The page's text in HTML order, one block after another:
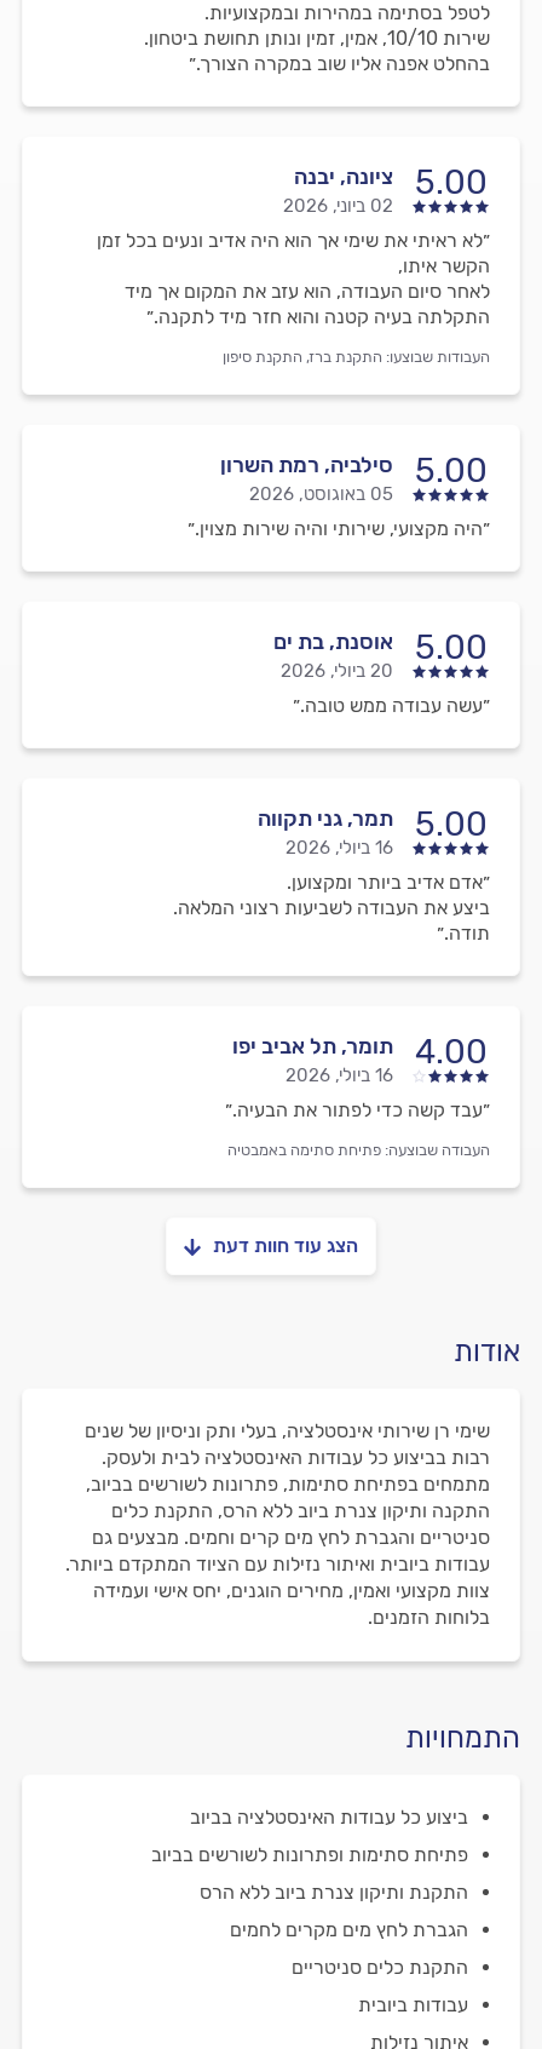
לטפל בסתימה במהירות ובמקצועיות.
שירות 10/10, אמין, זמין ונותן תחושת ביטחון.
בהחלט אפנה אליו שוב במקרה הצורך.״
5.00 ציונה, יבנה
02 ביוני, 2026
״לא ראיתי את שימי אך הוא היה אדיב ונעים בכל זמן
הקשר איתו,
לאחר סיום העבודה, הוא עזב את המקום אך מיד
התקלתה בעיה קטנה והוא חזר מיד לתקנה.״
העבודות שבוצעו: התקנת ברז, התקנת סיפון
5.00 סילביה, רמת השרון
05 באוגוסט, 2026
״היה מקצועי, שירותי והיה שירות מצוין.״
5.00 אוסנת, בת ים
20 ביולי, 2026
״עשה עבודה ממש טובה.״
5.00 תמר, גני תקווה
16 ביולי, 2026
״אדם אדיב ביותר ומקצוען.
ביצע את העבודה לשביעות רצוני המלאה.
תודה.״
4.00 תומר, תל אביב יפו
16 ביולי, 2026
״עבד קשה כדי לפתור את הבעיה.״
העבודה שבוצעה: פתיחת סתימה באמבטיה
הצג עוד חוות דעת
אודות
שימי רן שירותי אינסטלציה, בעלי ותק וניסיון של שנים
רבות בביצוע כל עבודות האינסטלציה לבית ולעסק.
מתמחים בפתיחת סתימות, פתרונות לשורשים בביוב,
התקנה ותיקון צנרת ביוב ללא הרס, התקנת כלים
סניטריים והגברת לחץ מים קרים וחמים. מבצעים גם
עבודות ביובית ואיתור נזילות עם הציוד המתקדם ביותר.
צוות מקצועי ואמין, מחירים הוגנים, יחס אישי ועמידה
בלוחות הזמנים.
התמחויות
ביצוע כל עבודות האינסטלציה בביוב
פתיחת סתימות ופתרונות לשורשים בביוב
התקנת ותיקון צנרת ביוב ללא הרס
הגברת לחץ מים מקרים לחמים
התקנת כלים סניטריים
עבודות ביובית
איתור נזילות